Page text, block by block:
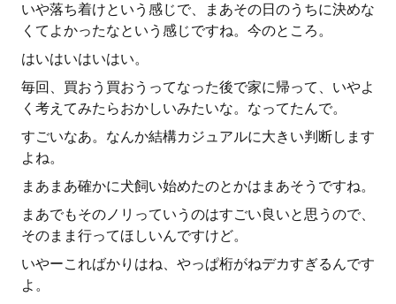
いや落ち着けという感じで、まあその日のうちに決めな
くてよかったなという感じですね。今のところ。
はいはいはいはい。
毎回、買おう買おうってなった後で家に帰って、いやよ
く考えてみたらおかしいみたいな。なってたんで。
すごいなあ。なんか結構カジュアルに大きい判断します
よね。
まあまあ確かに犬飼い始めたのとかはまあそうですね。
まあでもそのノリっていうのはすごい良いと思うので、
そのまま行ってほしいんですけど。
いやーこればかりはね、やっぱ桁がねデカすぎるんです
よ。